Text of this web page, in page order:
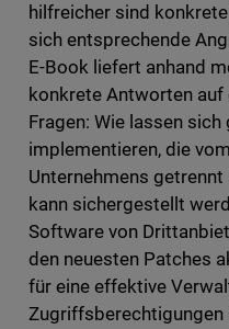
hilfreicher sind
sich entsprechende
E-Book liefert anhand
konkrete Antworten auf
Fragen: Wie lassen
implementieren, die
Unternehmens
kann sichergestellt
Software von
den neuesten Patches
für eine effektive
Zugriffsberechtigungen